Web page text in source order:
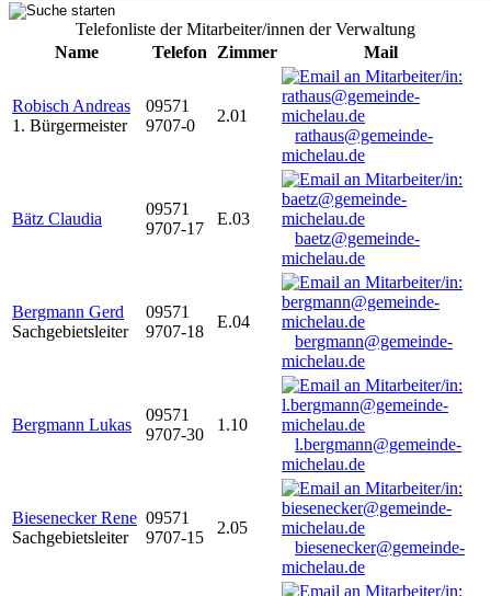
Telefonliste der Mitarbeiter/innen der Verwaltung
Name
Telefon Zimmer Mail
Robisch Andreas
1. Bürgermeister
09571
9707-0
2.01
rathaus@gemeinde-
michelau.de
Bätz Claudia
09571
9707-17
E.03
baetz@gemeinde-
michelau.de
Bergmann Gerd
Sachgebietsleiter
09571
9707-18
E.04
bergmann@gemeinde-
michelau.de
Bergmann Lukas
09571
9707-30
1.10
l.bergmann@gemeinde-
michelau.de
Biesenecker Rene
Sachgebietsleiter
09571
9707-15
2.05
biesenecker@gemeinde-
michelau.de